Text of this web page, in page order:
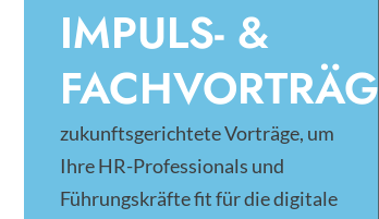
IMPULS- &
FACHVORTRÄGE
zukunftsgerichtete Vorträge, um
Ihre HR-Professionals und
Führungskräfte fit für die digitale